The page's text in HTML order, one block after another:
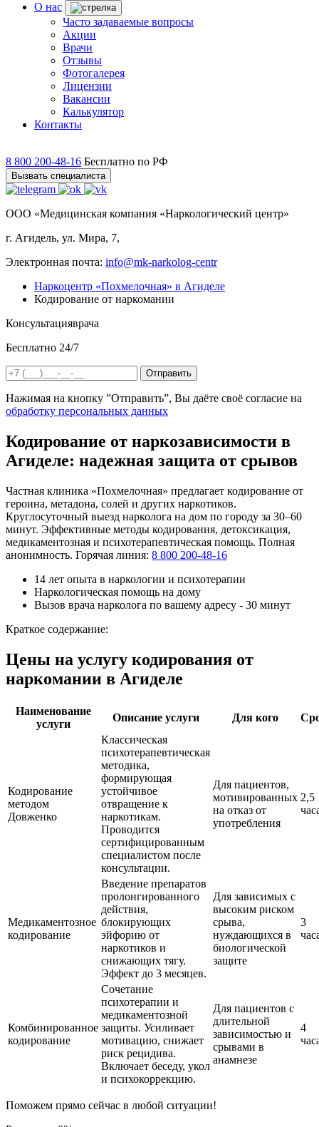
О нас
Часто задаваемые вопросы
Акции
Врачи
Отзывы
Фотогалерея
Лицензии
Вакансии
Калькулятор
Контакты
8 800 200-48-16 Бесплатно по РФ
Вызвать специалиста
ООО «Медицинская компания «Наркологический центр»
г. Агидель, ул. Мира, 7,
Электронная почта: info@mk-narkolog-centr
Наркоцентр «Похмелочная» в Агиделе
Кодирование от наркомании
Консультацияврача
Бесплатно 24/7
Отправить
Нажимая на кнопку ”Отправить”, Вы даёте своё согласие на
обработку персональных данных
Кодирование от наркозависимости в
Агиделе: надежная защита от срывов
Частная клиника «Похмелочная» предлагает кодирование от
героина, метадона, солей и других наркотиков.
Круглосуточный выезд нарколога на дом по городу за 30–60
минут. Эффективные методы кодирования, детоксикация,
медикаментозная и психотерапевтическая помощь. Полная
анонимность. Горячая линия: 8 800 200-48-16
14 лет опыта в наркологии и психотерапии
Наркологическая помощь на дому
Вызов врача нарколога по вашему адресу - 30 минут
Краткое содержание:
Цены на услугу кодирования от
наркомании в Агиделе
Наименование
услуги
Описание услуги Для кого
Кодирование
методом
Довженко
Классическая
психотерапевтическая
методика,
формирующая
устойчивое
отвращение к
наркотикам.
Проводится
сертифицированным
специалистом после
консультации.
Для пациентов,
мотивированных
на отказ от
употребления
2,5
Медикаментозное
кодирование
Введение препаратов
пролонгированного
действия,
блокирующих
эйфорию от
наркотиков и
снижающих тягу.
Эффект до 3 месяцев.
Для зависимых с
высоким риском
срыва,
нуждающихся в
биологической
защите
3
Комбинированное
кодирование
Сочетание
психотерапии и
медикаментозной
защиты. Усиливает
мотивацию, снижает
риск рецидива.
Включает беседу, укол
и психокоррекцию.
Для пациентов с
длительной
зависимостью и
срывами в
анамнезе
4
Поможем прямо сейчас в любой ситуации!